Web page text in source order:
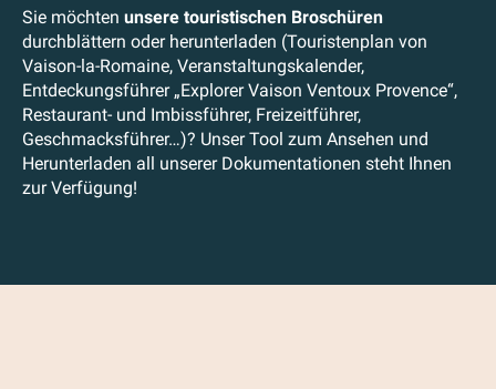
Sie möchten unsere touristischen Broschüren
durchblättern oder herunterladen (Touristenplan von
Vaison-la-Romaine, Veranstaltungskalender,
Entdeckungsführer „Explorer Vaison Ventoux Provence“,
Restaurant- und Imbissführer, Freizeitführer,
Geschmacksführer…)? Unser Tool zum Ansehen und
Herunterladen all unserer Dokumentationen steht Ihnen
zur Verfügung!